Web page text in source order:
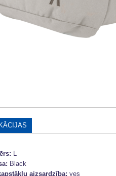
L
Black
aizsardzība: yes